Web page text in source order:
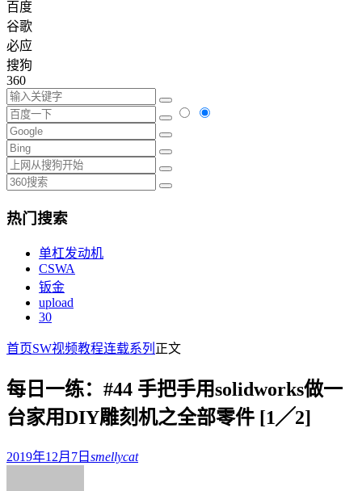
百度
谷歌
必应
搜狗
360
热门搜索
单杠发动机
CSWA
钣金
upload
30
首页SW视频教程连载系列 正文
每日一练：#44 手把手用solidworks做一
台家用DIY雕刻机之全部零件 [1╱2]
2019年12月7日 smellycat